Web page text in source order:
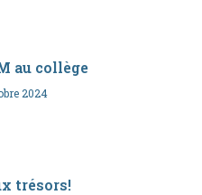
au collège
2024
trésors!